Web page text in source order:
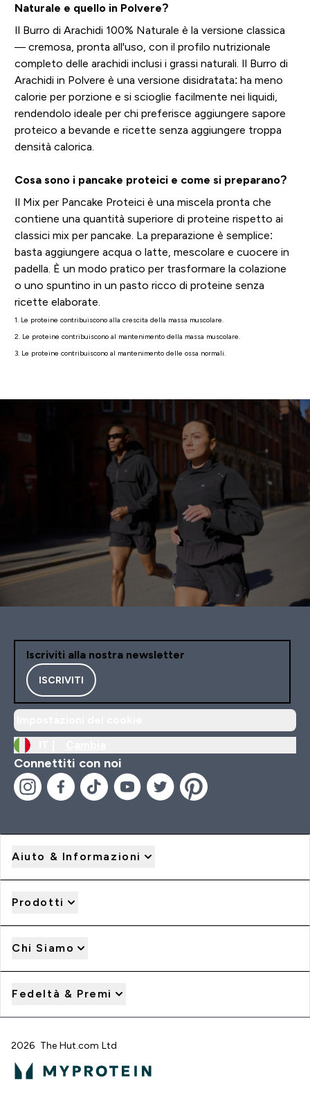
Naturale e quello in Polvere?
Il Burro di Arachidi 100% Naturale è la versione classica
— cremosa, pronta all'uso, con il profilo nutrizionale
completo delle arachidi inclusi i grassi naturali. Il Burro di
Arachidi in Polvere è una versione disidratata: ha meno
calorie per porzione e si scioglie facilmente nei liquidi,
rendendolo ideale per chi preferisce aggiungere sapore
proteico a bevande e ricette senza aggiungere troppa
densità calorica.
Cosa sono i pancake proteici e come si preparano?
Il Mix per Pancake Proteici è una miscela pronta che
contiene una quantità superiore di proteine rispetto ai
classici mix per pancake. La preparazione è semplice:
basta aggiungere acqua o latte, mescolare e cuocere in
padella. È un modo pratico per trasformare la colazione
o uno spuntino in un pasto ricco di proteine senza
ricette elaborate.
1. Le proteine contribuiscono alla crescita della massa muscolare.
2. Le proteine contribuiscono al mantenimento della massa muscolare.
3. Le proteine contribuiscono al mantenimento delle ossa normali.
Iscriviti alla nostra newsletter
ISCRIVITI
Connettiti con noi
Aiuto & Informazioni
Prodotti
Chi Siamo
Fedeltà & Premi
2026 The Hut.com Ltd